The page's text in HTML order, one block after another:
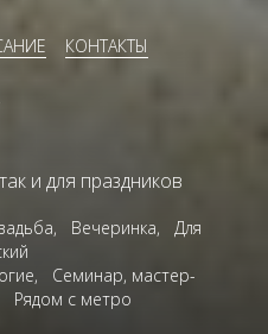
КОНТАКТЫ
и для праздников
, Вечеринка, Для
, Семинар, мастер-
Рядом с метро